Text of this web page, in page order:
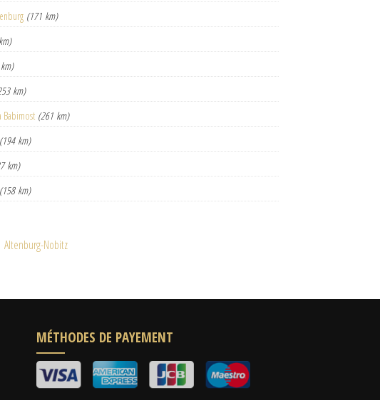
(171 km)
km)
(261 km)
(194 km)
km)
(158 km)
Nobitz
MÉTHODES DE PAYEMENT